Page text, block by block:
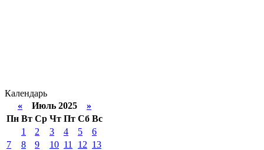
Календарь
« Июль 2025 »
Пн Вт Ср Чт Пт Сб Вс
1
2 3 4 5
6
7
8 9 10 11 12 13